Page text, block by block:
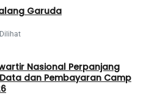
Garuda
Nasional Perpanjang
dan Pembayaran Camp